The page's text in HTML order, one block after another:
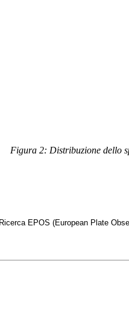
Figura 2: Distribuzione dello
EPOS (European Plate